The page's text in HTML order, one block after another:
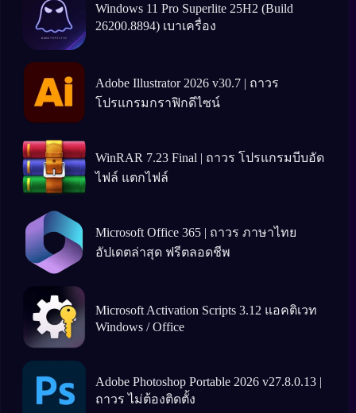
Windows 11 Pro Superlite 25H2 (Build
26200.8894) เบาเครื่อง
Adobe Illustrator 2026 v30.7 | ถาวร
โปรแกรมกราฟิกดีไซน์
WinRAR 7.23 Final | ถาวร โปรแกรมบีบอัด
ไฟล์ แตกไฟล์
Microsoft Office 365 | ถาวร ภาษาไทย
อัปเดตล่าสุด ฟรีตลอดชีพ
Microsoft Activation Scripts 3.12 แอคติเวท
Windows / Office
Adobe Photoshop Portable 2026 v27.8.0.13 |
ถาวร ไม่ต้องติดตั้ง